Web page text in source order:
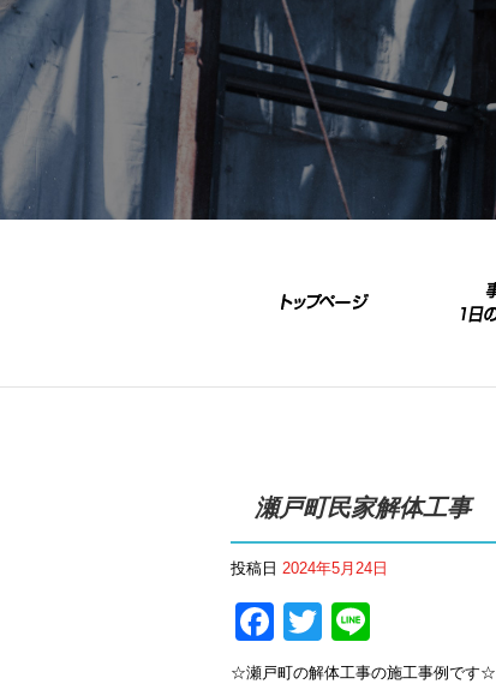
瀬戸町民家解体工事
投稿日 2024年5月24日
Facebook
Twitter
☆瀬戸町の解体工事の施工事例です☆